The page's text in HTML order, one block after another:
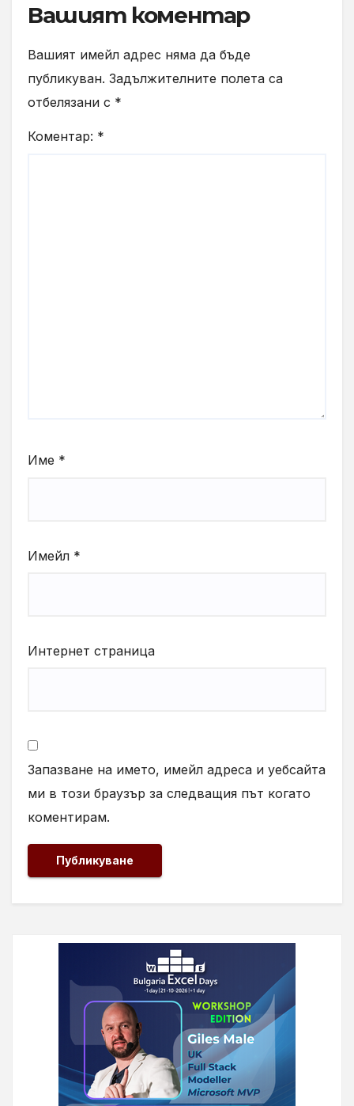
Вашият коментар
Вашият имейл адрес няма да бъде
публикуван. Задължителните полета са
отбелязани с *
Коментар: *
Име *
Имейл *
Интернет страница
Запазване на името, имейл адреса и уебсайта
ми в този браузър за следващия път когато
коментирам.